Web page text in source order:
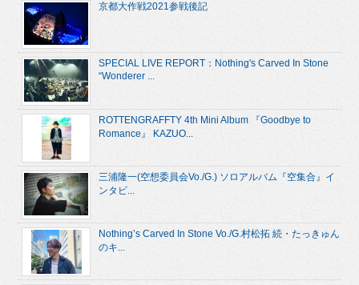
京都大作戦2021参戦後記
SPECIAL LIVE REPORT：Nothing's Carved In Stone
“Wonderer ...
ROTTENGRAFFTY 4th Mini Album 『Goodbye to
Romance』 KAZUO...
三浦隆一(空想委員会Vo./G.) ソロアルバム『空集合』イ
ンタビ...
Nothing’s Carved In Stone Vo./G.村松拓 続・たっきゅん
のキ...